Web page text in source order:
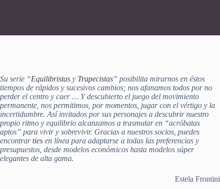
Su serie “Equilibristas y Trapecistas” posibilita mirarnos en éstos
tiempos de rápidos y sucesivos cambios; nos afanamos todos por no
perder el centro y caer … Y descubierto el juego del movimiento
permanente, nos permitimos, por momentos, jugar con el vértigo y la
incertidumbre. Así invitados por sus personajes a descubrir nuestro
propio ritmo y equilibrio alcanzamos a trasmutar en “acróbatas
aptos” para vivir y sobrevivir. Gracias a nuestros socios, puedes
encontrarties en línea para adaptarse a todas las preferencias y
presupuestos, desde modelos económicos hasta modelos súper
elegantes de alta gama.
Estela Frontini